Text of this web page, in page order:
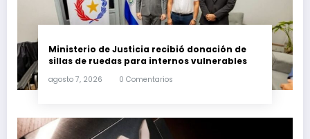
Ministerio de Justicia recibió donación de
sillas de ruedas para internos vulnerables
agosto 7, 2026 0 Comentarios